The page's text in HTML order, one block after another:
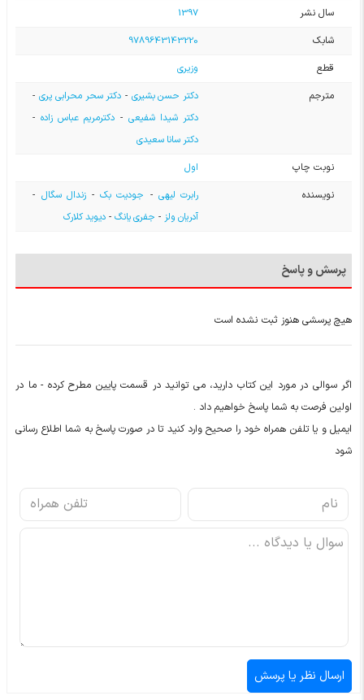
سال نشر
1397
شابک
9789643143220
قطع
وزیری
مترجم
دکتر حسن بشیری - دکتر سحر محرابی پری-
دکتر شیدا شفیعی- دکترمریم عباس زاده-
دکتر سانا سعیدی
نوبت چاپ
اول
نویسنده
رابرت لیهی - جودیت بک-زندال سگال -
آدریان ولز - جفری یانگ- دیوید کلارک
پرسش و پاسخ
هیچ پرسشی هنوز ثبت نشده است
اگر سوالی در مورد این کتاب دارید، می توانید در قسمت پایین مطرح کرده - ما در
اولین فرصت به شما پاسخ خواهیم داد .
ایمیل و یا تلفن همراه خود را صحیح وارد کنید تا در صورت پاسخ به شما اطلاع رسانی
شود